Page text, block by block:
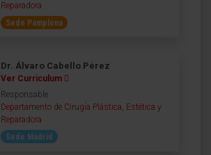
Reparadora
Sede Pamplona
Dr. Álvaro Cabello Pérez
Ver Curriculum
Responsable
Departamento de Cirugía Plástica, Estética y
Reparadora
Sede Madrid